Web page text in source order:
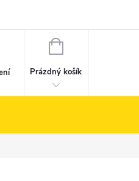
NÁKUPNÍ
Prázdný košík